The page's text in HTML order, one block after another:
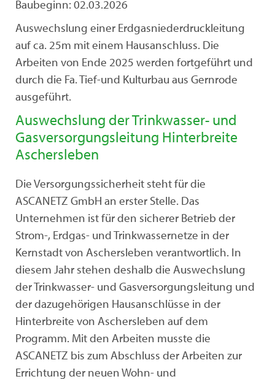
Baubeginn: 02.03.2026
Auswechslung einer Erdgasniederdruckleitung
auf ca. 25m mit einem Hausanschluss. Die
Arbeiten von Ende 2025 werden fortgeführt und
durch die Fa. Tief-und Kulturbau aus Gernrode
ausgeführt.
Auswechslung der Trinkwasser- und
Gasversorgungsleitung Hinterbreite
Aschersleben
Die Versorgungssicherheit steht für die
ASCANETZ GmbH an erster Stelle. Das
Unternehmen ist für den sicherer Betrieb der
Strom-, Erdgas- und Trinkwassernetze in der
Kernstadt von Aschersleben verantwortlich. In
diesem Jahr stehen deshalb die Auswechslung
der Trinkwasser- und Gasversorgungsleitung und
der dazugehörigen Hausanschlüsse in der
Hinterbreite von Aschersleben auf dem
Programm. Mit den Arbeiten musste die
ASCANETZ bis zum Abschluss der Arbeiten zur
Errichtung der neuen Wohn- und